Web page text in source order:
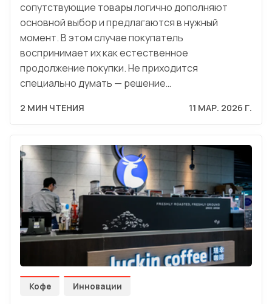
сопутствующие товары логично дополняют
основной выбор и предлагаются в нужный
момент. В этом случае покупатель
воспринимает их как естественное
продолжение покупки. Не приходится
специально думать — решение…
2 МИН ЧТЕНИЯ 11 МАР. 2026 Г.
Кофе Инновации